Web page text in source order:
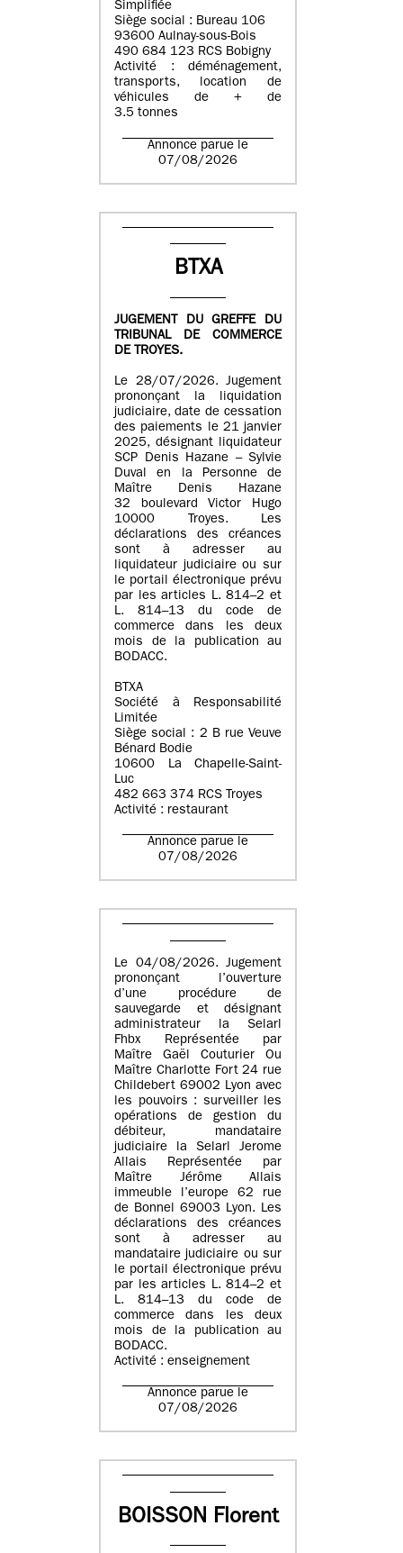
Simplifiée
Siège social : Bureau 106
93600 Aulnay-sous-Bois
490 684 123 RCS Bobigny
Activité : déménagement,
transports, location de
véhicules de + de
3.5 tonnes
Annonce parue le
07/08/2026
BTXA
JUGEMENT DU GREFFE DU
TRIBUNAL DE COMMERCE
DE TROYES.
Le 28/07/2026. Jugement
prononçant la liquidation
judiciaire, date de cessation
des paiements le 21 janvier
2025, désignant liquidateur
SCP Denis Hazane – Sylvie
Duval en la Personne de
Maître Denis Hazane
32 boulevard Victor Hugo
10000 Troyes. Les
déclarations des créances
sont à adresser au
liquidateur judiciaire ou sur
le portail électronique prévu
par les articles L. 814–2 et
L. 814–13 du code de
commerce dans les deux
mois de la publication au
BODACC.
BTXA
Société à Responsabilité
Limitée
Siège social : 2 B rue Veuve
Bénard Bodie
10600 La Chapelle-Saint-
Luc
482 663 374 RCS Troyes
Activité : restaurant
Annonce parue le
07/08/2026
Le 04/08/2026. Jugement
prononçant l’ouverture
d’une procédure de
sauvegarde et désignant
administrateur la Selarl
Fhbx Représentée par
Maître Gaël Couturier Ou
Maître Charlotte Fort 24 rue
Childebert 69002 Lyon avec
les pouvoirs : surveiller les
opérations de gestion du
débiteur, mandataire
judiciaire la Selarl Jerome
Allais Représentée par
Maître Jérôme Allais
immeuble l’europe 62 rue
de Bonnel 69003 Lyon. Les
déclarations des créances
sont à adresser au
mandataire judiciaire ou sur
le portail électronique prévu
par les articles L. 814–2 et
L. 814–13 du code de
commerce dans les deux
mois de la publication au
BODACC.
Activité : enseignement
Annonce parue le
07/08/2026
BOISSON Florent